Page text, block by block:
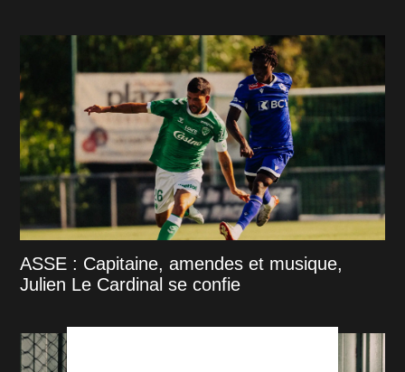
ASSE : Capitaine, amendes et musique,
Julien Le Cardinal se confie